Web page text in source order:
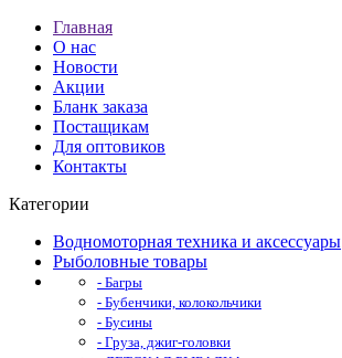
Главная
О нас
Новости
Акции
Бланк заказа
Постащикам
Для оптовиков
Контакты
Категории
Водномоторная техника и аксессуары
Рыболовные товары
- Багры
- Бубенчики, колокольчики
- Бусины
- Груза, джиг-головки